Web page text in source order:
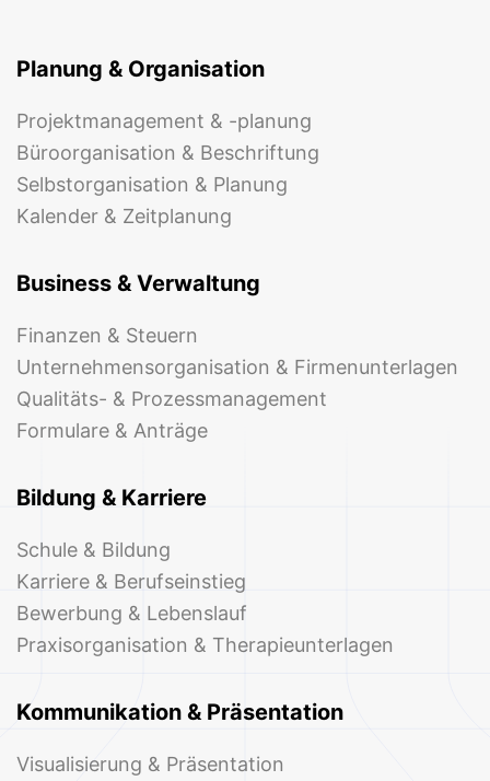
Planung & Organisation
Projektmanagement & -planung
Büroorganisation & Beschriftung
Selbstorganisation & Planung
Kalender & Zeitplanung
Business & Verwaltung
Finanzen & Steuern
Unternehmensorganisation & Firmenunterlagen
Qualitäts- & Prozessmanagement
Formulare & Anträge
Bildung & Karriere
Schule & Bildung
Karriere & Berufseinstieg
Bewerbung & Lebenslauf
Praxisorganisation & Therapieunterlagen
Kommunikation & Präsentation
Visualisierung & Präsentation